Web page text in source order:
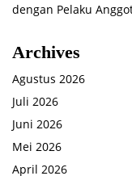
dengan Pelaku
Archives
Agustus 2026
Juli 2026
Juni 2026
Mei 2026
April 2026